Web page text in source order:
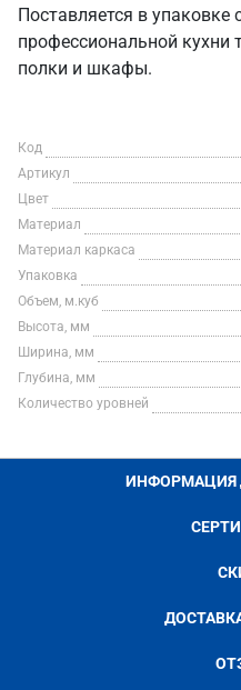
Поставляется в упаковке
профессиональной кухни
полки и шкафы.
Код
Артикул
Цвет
Материал
Материал каркаса
Упаковка
Объем, м.куб
Высота, мм
Ширина, мм
Глубина, мм
Количество уровней
ИНФОРМАЦИЯ